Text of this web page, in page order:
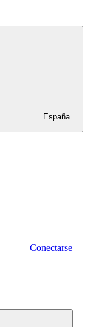
España
Conectarse